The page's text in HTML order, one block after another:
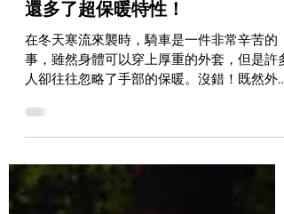
Vin&Age冬季防寒手套 帥度不減
還多了超保暖特性！
在冬天寒流來襲時，騎車是一件非常辛苦的
事，雖然身體可以穿上厚重的外套，但是許多
人卻往往忽略了手部的保暖。沒錯！既然外套
外，更不能忽略的就是禦寒效果！ Vin&Age
這個日本品牌自從多年前由 美式工廠 引進
後，一系列以閃電和火焰為設計元素，並充滿